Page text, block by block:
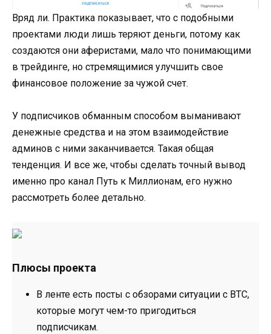
Вряд ли. Практика показывает, что с подобными
проектами люди лишь теряют деньги, потому как
создаются они аферистами, мало что понимающими
в трейдинге, но стремящимися улучшить свое
финансовое положение за чужой счет.
У подписчиков обманным способом выманивают
денежные средства и на этом взаимодействие
админов с ними заканчивается. Такая общая
тенденция. И все же, чтобы сделать точный вывод
именно про канал Путь к Миллионам, его нужно
рассмотреть более детально.
Плюсы проекта
В ленте есть посты с обзорами ситуации с BTC,
которые могут чем-то пригодиться
подписчикам.